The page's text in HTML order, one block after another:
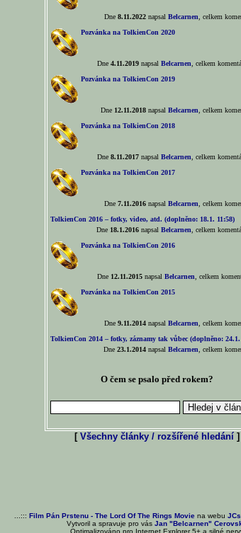
Dne 8.11.2022napsal Belcarnen , celkem
Pozvánka na TolkienCon 2020
Dne 4.11.2019napsal Belcarnen , celkem
Pozvánka na TolkienCon 2019
Dne 12.11.2018napsal Belcarnen , celkem
Pozvánka na TolkienCon 2018
Dne 8.11.2017napsal Belcarnen , celkem
Pozvánka na TolkienCon 2017
Dne 7.11.2016napsal Belcarnen , celkem
TolkienCon 2016 – fotky, video, atd. (doplněno: 18.1. 11:58)
Dne 18.1.2016napsal Belcarnen , celkem
Pozvánka na TolkienCon 2016
Dne 12.11.2015napsal Belcarnen , celkem
Pozvánka na TolkienCon 2015
Dne 9.11.2014napsal Belcarnen , celkem
TolkienCon 2014 – fotky, záznamy tak vůbec (doplněno: 24.1.
Dne 23.1.2014napsal Belcarnen , celkem
O čem se psalo před rokem?
[ Všechny články / rozšířené hledání]
...::: Film Pán Prstenu - The Lord Of The Rings Moviena webu
Vytvoril a spravuje pro vás Jan "Belcarnen"
Optimalizováno pro Internet Explorer 5+ a silné